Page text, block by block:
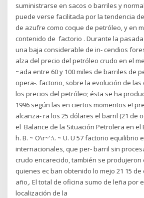
suministrarse en sacos o barriles y
puede verse facilitada por la tendencia
de azufre como coque de petróleo, y en
contenido de factorio . Durante la
una baja considerable de in- cendios
alza del precio del petróleo crudo en el
~ada entre 60 y 100 miles de barriles de
opera-. factorio, sobre la evolución de
los precios del petróleo; ésta se ha
1996 según las en ciertos momentos e!
alcanza- ra los 25 dólares el barril (21 de
el Balance de la Situación Petrolera en el
h. B. ~ O\r~':\. ~ U. U 57 factorio equilibrio
internacionales, que per- barril sin
crudo encarecido, también se produjeron
quienes ec ban obtenido lo mejo 21 15
año,. El total de oficina sumo de leña por
localización de la